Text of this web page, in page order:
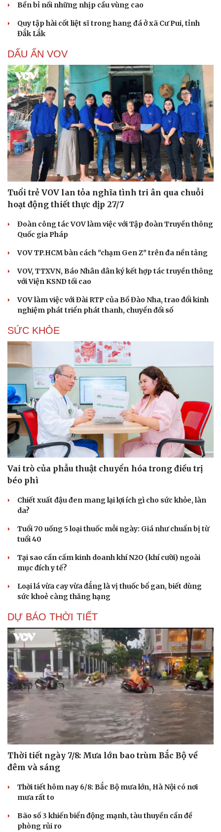
Cải chính
Bền bỉ nối những nhịp cầu vùng cao
Quy tập hài cốt liệt sĩ trong hang đá ở xã Cư Pui, tỉnh
Đắk Lắk
DẤU ẤN VOV
Tuổi trẻ VOV lan tỏa nghĩa tình tri ân qua chuỗi
hoạt động thiết thực dịp 27/7
Đoàn công tác VOV làm việc với Tập đoàn Truyền thông
Quốc gia Pháp
VOV TP.HCM bàn cách "chạm Gen Z" trên đa nền tảng
VOV, TTXVN, Báo Nhân dân ký kết hợp tác truyền thông
với Viện KSND tối cao
VOV làm việc với Đài RTP của Bồ Đào Nha, trao đổi kinh
nghiệm phát triển phát thanh, chuyển đổi số
SỨC KHỎE
Vai trò của phẫu thuật chuyển hóa trong điều trị
béo phì
Chiết xuất đậu đen mang lại lợi ích gì cho sức khỏe, làn
da?
Tuổi 70 uống 5 loại thuốc mỗi ngày: Giá như chuẩn bị từ
tuổi 40
Tại sao cần cấm kinh doanh khí N2O (khí cười) ngoài
mục đích y tế?
Loại lá vừa cay vừa đắng là vị thuốc bổ gan, biết dùng
sức khoẻ càng thăng hạng
DỰ BÁO THỜI TIẾT
Thời tiết ngày 7/8: Mưa lớn bao trùm Bắc Bộ về
đêm và sáng
Thời tiết hôm nay 6/8: Bắc Bộ mưa lớn, Hà Nội có nơi
mưa rất to
Bão số 3 khiến biển động mạnh, tàu thuyền cần đề
phòng rủi ro